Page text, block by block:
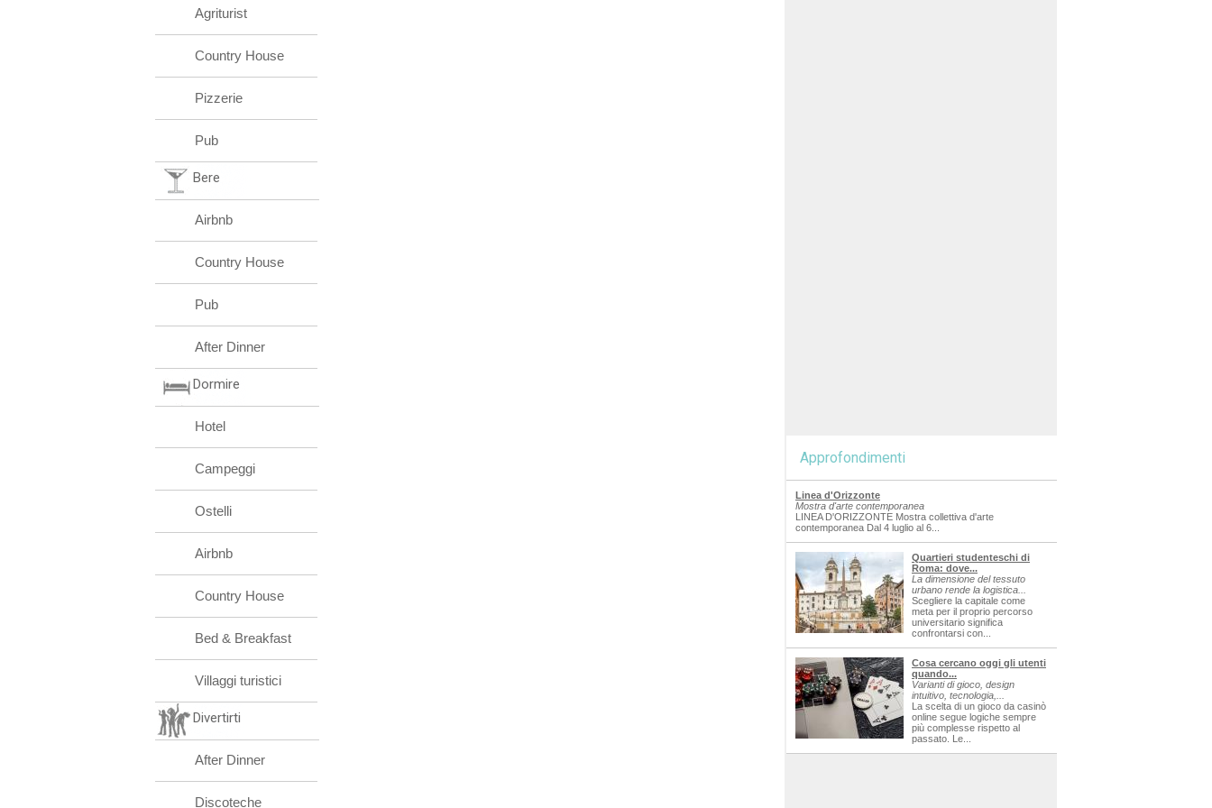
Agriturist
Country House
Pizzerie
Pub
Bere
Airbnb
Country House
Pub
After Dinner
Dormire
Hotel
Campeggi
Ostelli
Airbnb
Country House
Bed & Breakfast
Villaggi turistici
Divertirti
After Dinner
Discoteche
Approfondimenti
Linea d'Orizzonte
Mostra d'arte contemporanea
LINEA D'ORIZZONTE Mostra collettiva d'arte
contemporanea Dal 4 luglio al 6...
Quartieri studenteschi di
Roma: dove...
La dimensione del tessuto
urbano rende la logistica...
Scegliere la capitale come
meta per il proprio percorso
universitario significa
confrontarsi con...
Cosa cercano oggi gli utenti
quando...
Varianti di gioco, design
intuitivo, tecnologia,...
La scelta di un gioco da casinò
online segue logiche sempre
più complesse rispetto al
passato. Le...